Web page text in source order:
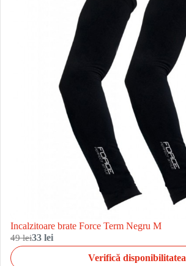
Incalzitoare brate Force Term Negru M
49 lei33 lei
Verifică disponibilitatea